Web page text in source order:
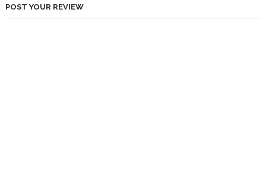
POST YOUR REVIEW